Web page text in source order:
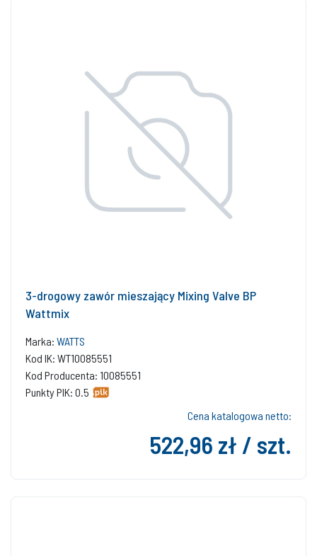
3-drogowy zawór mieszający Mixing Valve BP
Wattmix
Marka: WATTS
Kod IK: WT10085551
Kod Producenta: 10085551
Punkty PIK: 0.5
Cena katalogowa netto:
522,96 zł / szt.